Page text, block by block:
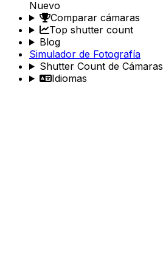
Nuevo
Comparar cámaras
Top shutter count
Blog
Simulador de Fotografía
Shutter Count de Cámaras
Idiomas